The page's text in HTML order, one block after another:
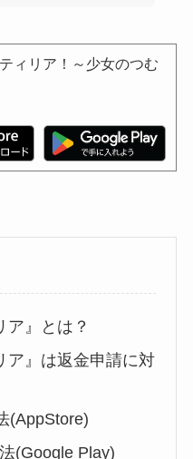
ィリア！～少女のつむ
ア』とは？
ア』は返金申請に対
(AppStore)
(Google Play)